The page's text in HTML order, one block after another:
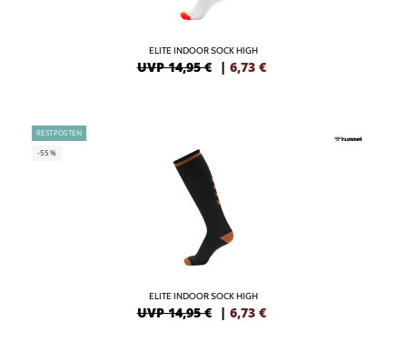
ELITE INDOOR SOCK HIGH
UVP 14,95 € | 6,73 €
RESTPOSTEN
-55%
ELITE INDOOR SOCK HIGH
UVP 14,95 € | 6,73 €